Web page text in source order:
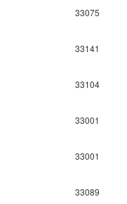
33075
33141
33104
33001
33001
33089